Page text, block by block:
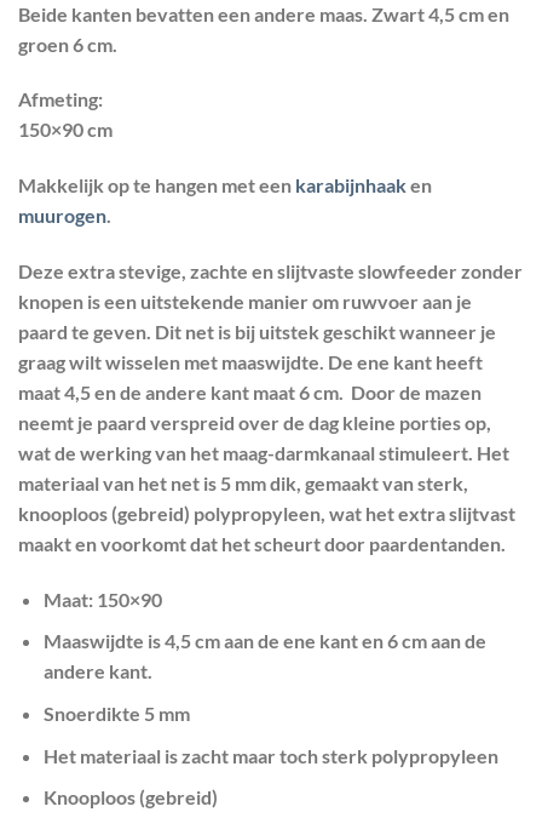
Beide kanten bevatten een andere maas. Zwart 4,5 cm en
groen 6 cm.
Afmeting:
150×90 cm
Makkelijk op te hangen met een karabijnhaaken
muurogen.
Deze extra stevige, zachte en slijtvaste slowfeeder zonder
knopen is een uitstekende manier om ruwvoer aan je
paard te geven. Dit net is bij uitstek geschikt wanneer je
graag wilt wisselen met maaswijdte. De ene kant heeft
maat 4,5 en de andere kant maat 6 cm. Door de mazen
neemt je paard verspreid over de dag kleine porties op,
wat de werking van het maag-darmkanaal stimuleert. Het
materiaal van het net is 5 mm dik, gemaakt van sterk,
knooploos (gebreid) polypropyleen, wat het extra slijtvast
maakt en voorkomt dat het scheurt door paardentanden.
Maat: 150×90
Maaswijdte is 4,5 cm aan de ene kant en 6 cm aan de
andere kant.
Snoerdikte 5 mm
Het materiaal is zacht maar toch sterk polypropyleen
Knooploos (gebreid)